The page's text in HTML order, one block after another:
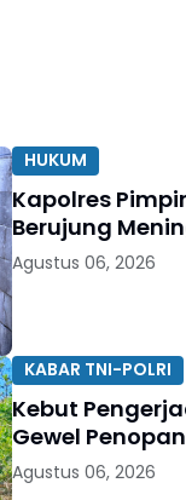
HUKUM
Kapolres
Berujung
Agustus 06, 2026
KABAR TNI-POLRI
Kebut
Gewel
Agustus 06, 2026